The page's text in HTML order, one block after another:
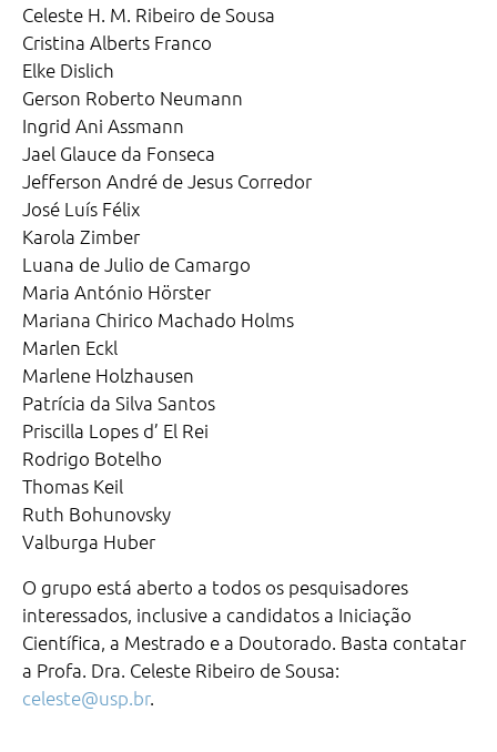
Celeste H. M. Ribeiro de Sousa
Cristina Alberts Franco
Elke Dislich
Gerson Roberto Neumann
Ingrid Ani Assmann
Jael Glauce da Fonseca
Jefferson André de Jesus Corredor
José Luís Félix
Karola Zimber
Luana de Julio de Camargo
Maria António Hörster
Mariana Chirico Machado Holms
Marlen Eckl
Marlene Holzhausen
Patrícia da Silva Santos
Priscilla Lopes d’ El Rei
Rodrigo Botelho
Thomas Keil
Ruth Bohunovsky
Valburga Huber
O grupo está aberto a todos os pesquisadores
interessados, inclusive a candidatos a Iniciação
Científica, a Mestrado e a Doutorado. Basta contatar
a Profa. Dra. Celeste Ribeiro de Sousa:
celeste@usp.br.